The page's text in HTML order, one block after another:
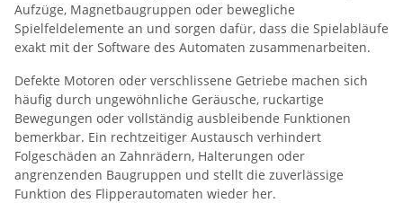
Aufzüge, Magnetbaugruppen oder bewegliche
Spielfeldelemente an und sorgen dafür, dass die Spielabläufe
exakt mit der Software des Automaten zusammenarbeiten.
Defekte Motoren oder verschlissene Getriebe machen sich
häufig durch ungewöhnliche Geräusche, ruckartige
Bewegungen oder vollständig ausbleibende Funktionen
bemerkbar. Ein rechtzeitiger Austausch verhindert
Folgeschäden an Zahnrädern, Halterungen oder
angrenzenden Baugruppen und stellt die zuverlässige
Funktion des Flipperautomaten wieder her.